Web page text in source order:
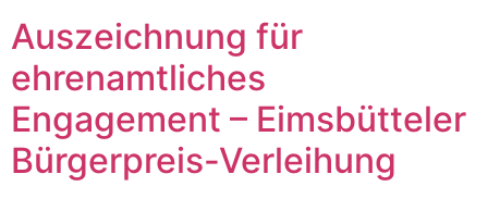
Auszeichnung für
ehrenamtliches
Engagement – Eimsbütteler
Bürgerpreis-Verleihung